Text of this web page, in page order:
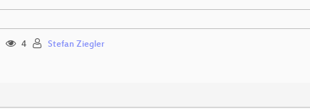
4 Stefan Ziegler